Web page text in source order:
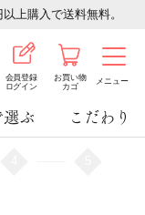
上購入で送料無料。
会員登録
ログイン
お買い物
カゴ
メニュー
ぶ こだわり